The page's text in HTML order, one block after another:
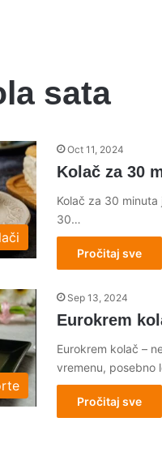
sata
Oct 11, 2024
Kolač za 30
Kolač za 30
30…
Pročitaj sve
Sep 13, 2024
Eurokrem
Eurokrem kolač –
vremenu, posebno
Pročitaj sve